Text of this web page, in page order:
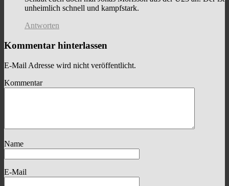
unheimlich schnell und kampfstark.
Antworten
Kommentar hinterlassen
E-Mail Adresse wird nicht veröffentlicht.
Kommentar
Name
E-Mail